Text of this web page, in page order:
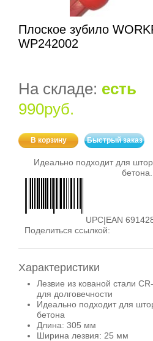
Плоское зубило
WP242002
На складе: есть
990руб.
В корзину Быстрый заказ
Идеально подходит для
бетона.
UPC|EAN
Поделиться ссылкой:
Характеристики
Лезвие из кованой стали
для долговечности
Идеально подходит для
бетона
Длина: 305 мм
Ширина лезвия: 25 мм